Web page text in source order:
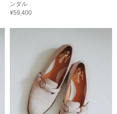
ンダル
¥59,400